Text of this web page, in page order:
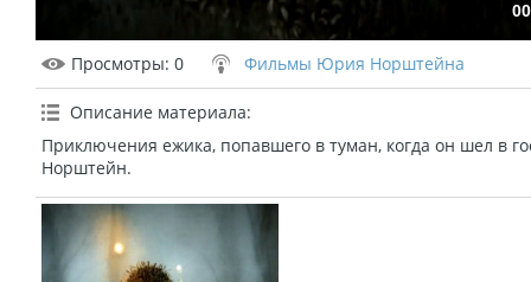
Просмотры: 0 Фильмы Юрия Норштейна
Описание материала:
Приключения ежика, попавшего в туман, когда он шел в
Норштейн.